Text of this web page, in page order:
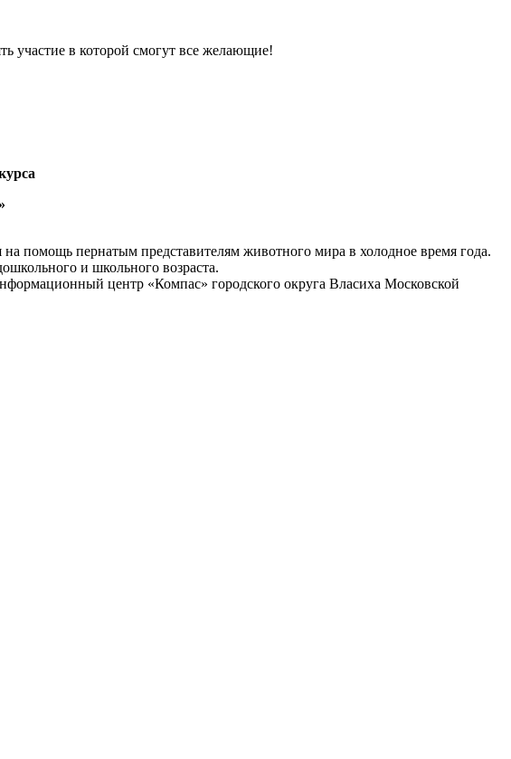
участие в которой смогут все желающие!
помощь пернатым представителям животного мира в холодное время года.
и школьного возраста.
центр «Компас» городского округа Власиха Московской